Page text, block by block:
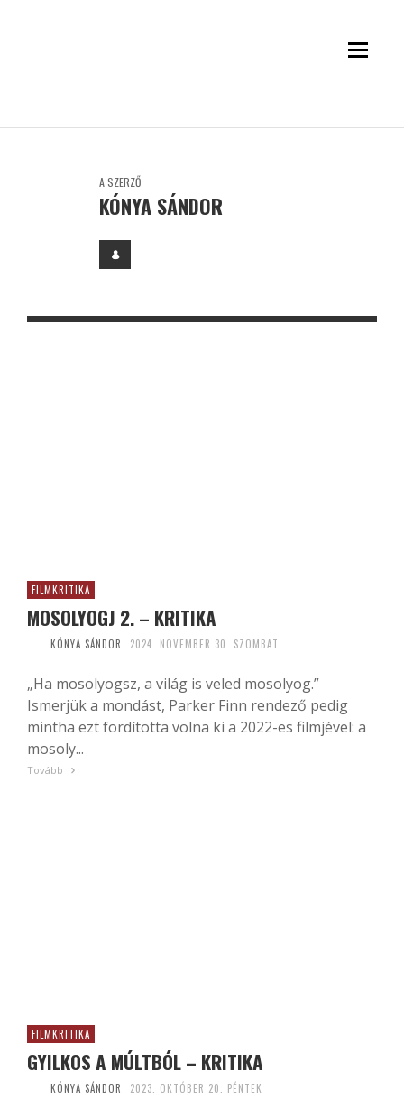
A SZERZŐ
KÓNYA SÁNDOR
FILMKRITIKA
MOSOLYOGJ 2. – KRITIKA
KÓNYA SÁNDOR 2024. NOVEMBER 30. SZOMBAT
„Ha mosolyogsz, a világ is veled mosolyog.”
Ismerjük a mondást, Parker Finn rendező pedig
mintha ezt fordította volna ki a 2022-es filmjével: a
mosoly...
Tovább
FILMKRITIKA
GYILKOS A MÚLTBÓL – KRITIKA
KÓNYA SÁNDOR 2023. OKTÓBER 20. PÉNTEK